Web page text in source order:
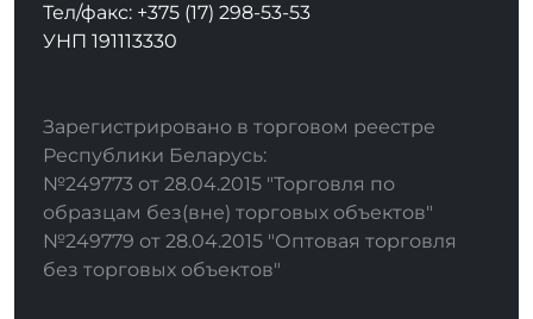
Тел/факс: +375 (17) 298-53-53
УНП 191113330
Зарегистрировано в торговом реестре
Республики Беларусь:
№249773 от 28.04.2015 "Торговля по
образцам без(вне) торговых объектов"
№249779 от 28.04.2015 "Оптовая торговля
без торговых объектов"